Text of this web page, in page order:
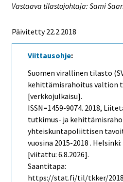
Vastaava tilastojohtaja: Sami
Päivitetty 22.2.2018
Viittausohje:
Suomen virallinen tilasto
kehittämisrahoitus valtion
[verkkojulkaisu].
ISSN=1459-9074. 2018,
tutkimus- ja
yhteiskuntapoliittisen
vuosina 2015-2018 .
[viitattu: 6.8.2026].
Saantitapa:
https://stat.fi/til/tkker/